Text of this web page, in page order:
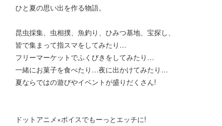
ひと夏の思い出を作る物語。
昆虫採集、虫相撲、魚釣り、ひみつ基地、宝探し、
皆で集まって指スマをしてみたり…
フリーマーケットでふくびきをしてみたり…
一緒にお菓子を食べたり…夜に出かけてみたり…
夏ならではの遊びやイベントが盛りだくさん!
ドットアニメ×ボイスでもーっとエッチに!